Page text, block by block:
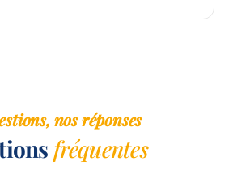
nos réponses
fréquentes